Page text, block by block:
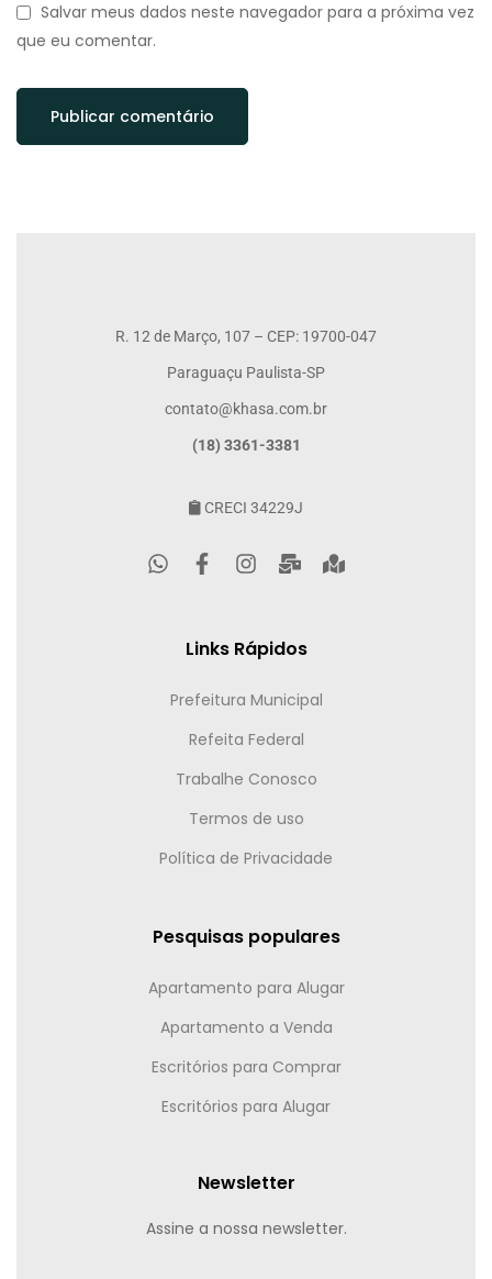
Salvar meus dados neste navegador para a próxima vez
que eu comentar.
R. 12 de Março, 107 – CEP: 19700-047
Paraguaçu Paulista-SP
contato@khasa.com.br
(18) 3361-3381
CRECI 34229J
Links Rápidos
Prefeitura Municipal
Refeita Federal
Trabalhe Conosco
Termos de uso
Política de Privacidade
Pesquisas populares
Apartamento para Alugar
Apartamento a Venda
Escritórios para Comprar
Escritórios para Alugar
Newsletter
Assine a nossa newsletter.